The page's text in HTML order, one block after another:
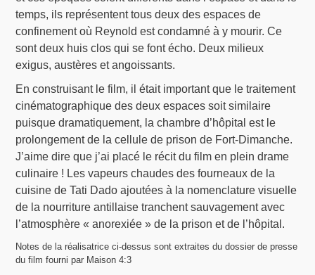
temps, ils représentent tous deux des espaces de
confinement où Reynold est condamné à y mourir. Ce
sont deux huis clos qui se font écho. Deux milieux
exigus, austères et angoissants.
En construisant le film, il était important que le traitement
cinématographique des deux espaces soit similaire
puisque dramatiquement, la chambre d’hôpital est le
prolongement de la cellule de prison de Fort-Dimanche.
J’aime dire que j’ai placé le récit du film en plein drame
culinaire ! Les vapeurs chaudes des fourneaux de la
cuisine de Tati Dado ajoutées à la nomenclature visuelle
de la nourriture antillaise tranchent sauvagement avec
l’atmosphère « anorexiée » de la prison et de l’hôpital.
Notes de la réalisatrice ci-dessus sont extraites du dossier de presse
du film fourni par Maison 4:3